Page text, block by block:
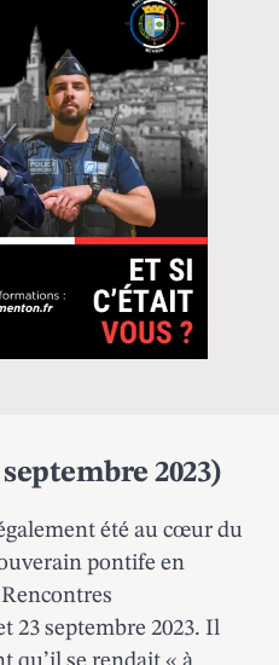
2023)
été au cœur du
pontife en
23 septembre 2023. Il